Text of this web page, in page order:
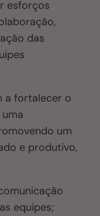
esforços
das
a fortalecer o
um
e produtivo,
equipes;